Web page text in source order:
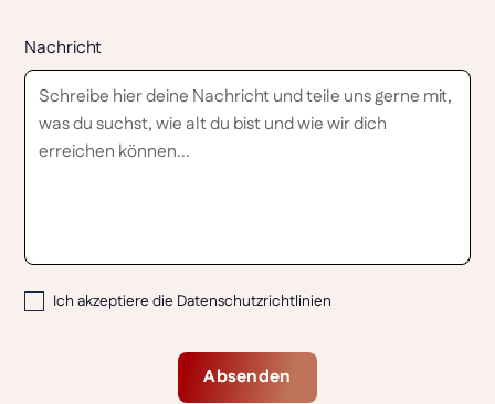
Nachricht
Ich akzeptiere die Datenschutzrichtlinien